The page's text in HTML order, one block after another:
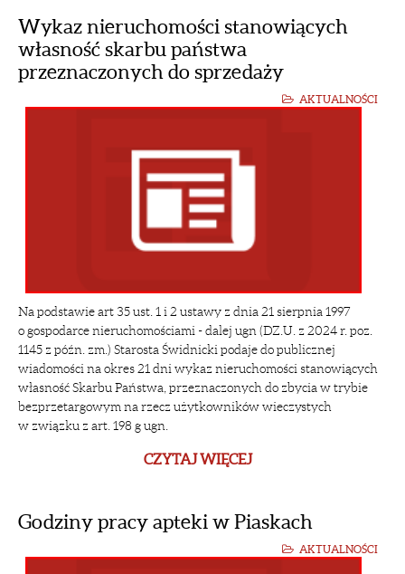
Wykaz nieruchomości stanowiących
własność skarbu państwa
przeznaczonych do sprzedaży
AKTUALNOŚCI
Na podstawie art 35 ust. 1 i 2 ustawy z dnia 21 sierpnia 1997
o gospodarce nieruchomościami - dalej ugn (DZ.U. z 2024 r. poz.
1145 z późn. zm.) Starosta Świdnicki podaje do publicznej
wiadomości na okres 21 dni wykaz nieruchomości stanowiących
własność Skarbu Państwa, przeznaczonych do zbycia w trybie
bezprzetargowym na rzecz użytkowników wieczystych
w związku z art. 198 g ugn.
CZYTAJ WIĘCEJ
Godziny pracy apteki w Piaskach
AKTUALNOŚCI